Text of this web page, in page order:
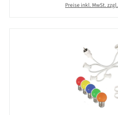
Preise inkl. MwSt.